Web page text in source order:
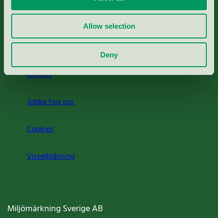
Allow selection
Deny
Rapporter & undersökningar
Press
Om oss
Jobba hos oss
Cookies
Visselblåsning
Miljömärkning Sverige AB